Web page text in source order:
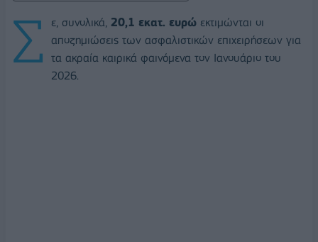
Σ ε, συνολικά, 20,1 εκατ. ευρώ εκτιμώνται οι
αποζημιώσεις των ασφαλιστικών επιχειρήσεων για
τα ακραία καιρικά φαινόμενα τον Ιανουάριο του
2026.